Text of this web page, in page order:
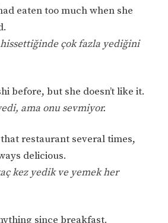
eaten too much when she
hissettiğinde çok fazla yediğini
before, but she doesn’t like it.
ama onu sevmiyor.
restaurant several times,
delicious.
kez yedik ve yemek her
since breakfast.